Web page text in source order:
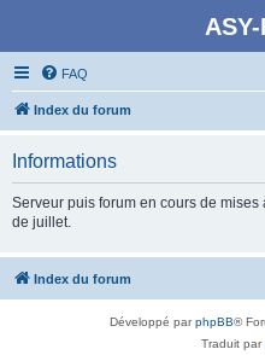
FAQ
Index du forum
Informations
Serveur puis forum en cours de
de juillet.
Index du forum
Développé parphpBB®
Traduit par